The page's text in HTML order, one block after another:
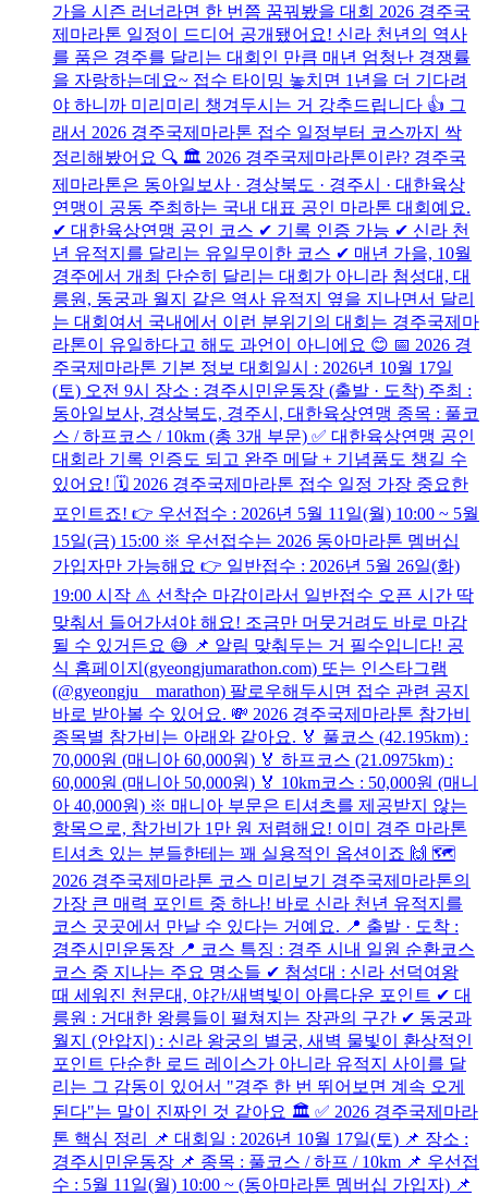
가을 시즌 러너라면 한 번쯤 꿈꿔봤을 대회 2026 경주국
제마라톤 일정이 드디어 공개됐어요! 신라 천년의 역사
를 품은 경주를 달리는 대회인 만큼 매년 엄청난 경쟁률
을 자랑하는데요~ 접수 타이밍 놓치면 1년을 더 기다려
야 하니까 미리미리 챙겨두시는 거 강추드립니다 👍 그
래서 2026 경주국제마라톤 접수 일정부터 코스까지 싹
정리해봤어요 🔍 🏛️ 2026 경주국제마라톤이란? 경주국
제마라톤은 동아일보사 · 경상북도 · 경주시 · 대한육상
연맹이 공동 주최하는 국내 대표 공인 마라톤 대회예요.
✔ 대한육상연맹 공인 코스 ✔ 기록 인증 가능 ✔ 신라 천
년 유적지를 달리는 유일무이한 코스 ✔ 매년 가을, 10월
경주에서 개최 단순히 달리는 대회가 아니라 첨성대, 대
릉원, 동궁과 월지 같은 역사 유적지 옆을 지나면서 달리
는 대회여서 국내에서 이런 분위기의 대회는 경주국제마
라톤이 유일하다고 해도 과언이 아니에요 😊 📅 2026 경
주국제마라톤 기본 정보 대회일시 : 2026년 10월 17일
(토) 오전 9시 장소 : 경주시민운동장 (출발 · 도착) 주최 :
동아일보사, 경상북도, 경주시, 대한육상연맹 종목 : 풀코
스 / 하프코스 / 10km (총 3개 부문) ✅ 대한육상연맹 공인
대회라 기록 인증도 되고 완주 메달 + 기념품도 챙길 수
있어요! 🗓️ 2026 경주국제마라톤 접수 일정 가장 중요한
포인트죠! 👉 우선접수 : 2026년 5월 11일(월) 10:00 ~ 5월
15일(금) 15:00 ※ 우선접수는 2026 동아마라톤 멤버십
가입자만 가능해요 👉 일반접수 : 2026년 5월 26일(화)
19:00 시작 ⚠️ 선착순 마감이라서 일반접수 오픈 시간 딱
맞춰서 들어가셔야 해요! 조금만 머뭇거려도 바로 마감
될 수 있거든요 😅 📌 알림 맞춰두는 거 필수입니다! 공
식 홈페이지(gyeongjumarathon.com) 또는 인스타그램
(@gyeongju__marathon) 팔로우해두시면 접수 관련 공지
바로 받아볼 수 있어요. 💸 2026 경주국제마라톤 참가비
종목별 참가비는 아래와 같아요. 🏅 풀코스 (42.195km) :
70,000원 (매니아 60,000원) 🏅 하프코스 (21.0975km) :
60,000원 (매니아 50,000원) 🏅 10km코스 : 50,000원 (매니
아 40,000원) ※ 매니아 부문은 티셔츠를 제공받지 않는
항목으로, 참가비가 1만 원 저렴해요! 이미 경주 마라톤
티셔츠 있는 분들한테는 꽤 실용적인 옵션이죠 🙌 🗺️
2026 경주국제마라톤 코스 미리보기 경주국제마라톤의
가장 큰 매력 포인트 중 하나! 바로 신라 천년 유적지를
코스 곳곳에서 만날 수 있다는 거예요. 📍 출발 · 도착 :
경주시민운동장 📍 코스 특징 : 경주 시내 일원 순환코스
코스 중 지나는 주요 명소들 ✔ 첨성대 : 신라 선덕여왕
때 세워진 천문대, 야간/새벽빛이 아름다운 포인트 ✔ 대
릉원 : 거대한 왕릉들이 펼쳐지는 장관의 구간 ✔ 동궁과
월지 (안압지) : 신라 왕궁의 별궁, 새벽 물빛이 환상적인
포인트 단순한 로드 레이스가 아니라 유적지 사이를 달
리는 그 감동이 있어서 "경주 한 번 뛰어보면 계속 오게
된다"는 말이 진짜인 것 같아요 🏛️ ✅ 2026 경주국제마라
톤 핵심 정리 📌 대회일 : 2026년 10월 17일(토) 📌 장소 :
경주시민운동장 📌 종목 : 풀코스 / 하프 / 10km 📌 우선접
수 : 5월 11일(월) 10:00 ~ (동아마라톤 멤버십 가입자) 📌